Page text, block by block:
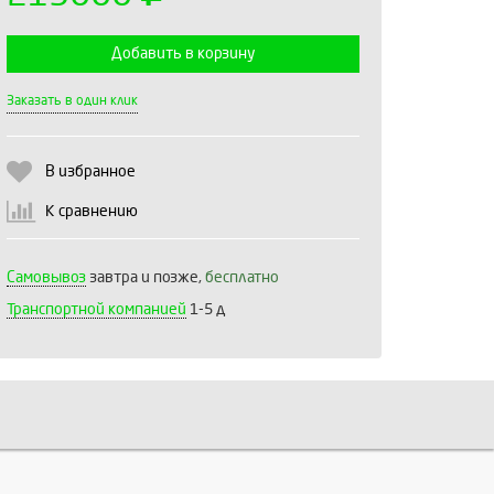
Добавить в корзину
Заказать в один клик
В избранное
К сравнению
Самовывоз завтра и позже, бесплатно
Транспортной компанией 1-5 д